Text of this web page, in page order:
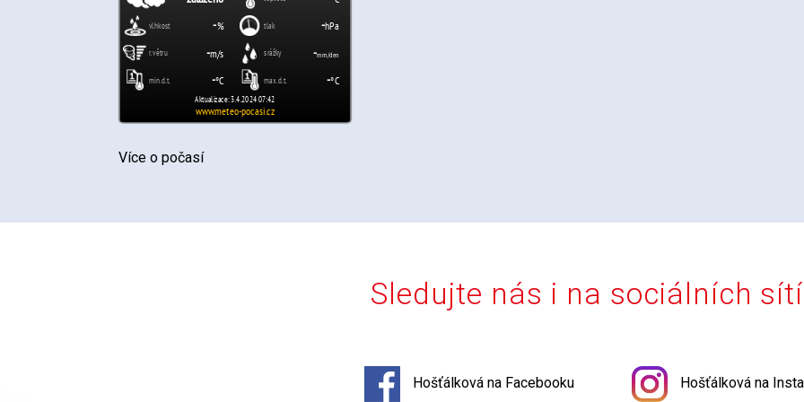
Více o počasí
Sledujte nás i na sociálních
Hošťálková na Facebooku Hošťálková na